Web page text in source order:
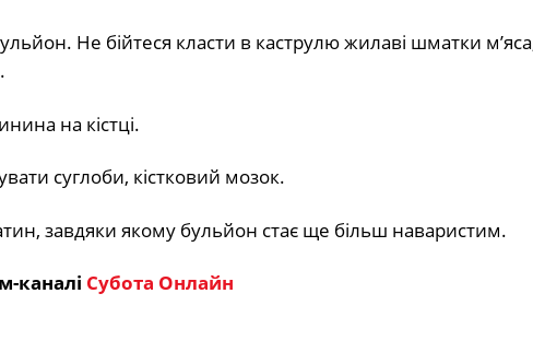
Не бійтеся класти в каструлю жилаві шматки
на кістці.
суглоби, кістковий мозок.
завдяки якому бульйон стає ще більш наваристим.
каналі Субота Онлайн